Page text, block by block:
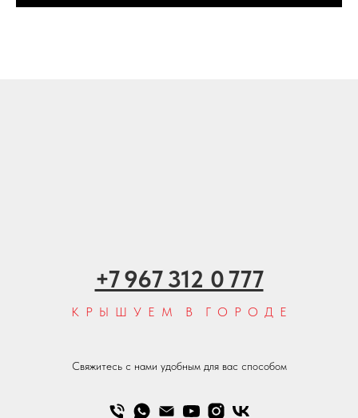
+7 967 312 0 777
К Р Ы Ш У Е М В Г О Р О Д Е
Свяжитесь с нами удобным для вас способом